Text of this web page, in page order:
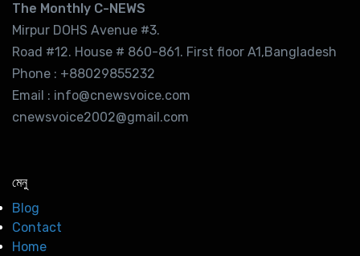
The Monthly C-NEWS
Mirpur DOHS Avenue #3.
Road #12. House # 860-861. First floor A1,Bangladesh
Phone : +88029855232
Email : info@cnewsvoice.com
cnewsvoice2002@gmail.com
মেনু
Blog
Contact
Home